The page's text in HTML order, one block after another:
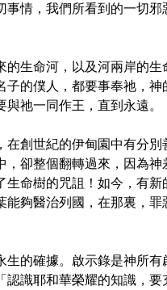
情，我們所看到的一切
生命河，以及河兩岸的
的僕人，都要事奉祂，
祂一同作王，直到永遠。
創世紀的伊甸園中有分
卻整個翻轉過來，因為
命樹的咒詛！如今，有
夠醫治列國，在那裏，
的確據。啟示錄是神所
識耶和華榮耀的知識，